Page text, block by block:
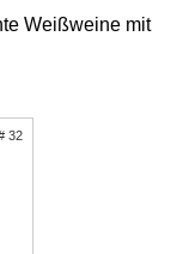
Weißweine mit
32